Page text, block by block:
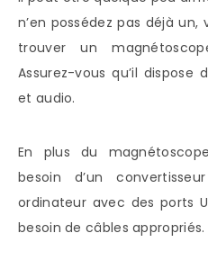
n’en possédez pas déjà
trouver un
Assurez-vous qu’il dispose
et audio.
En plus du
besoin d’un
ordinateur avec des ports
besoin de câbles appropriés.